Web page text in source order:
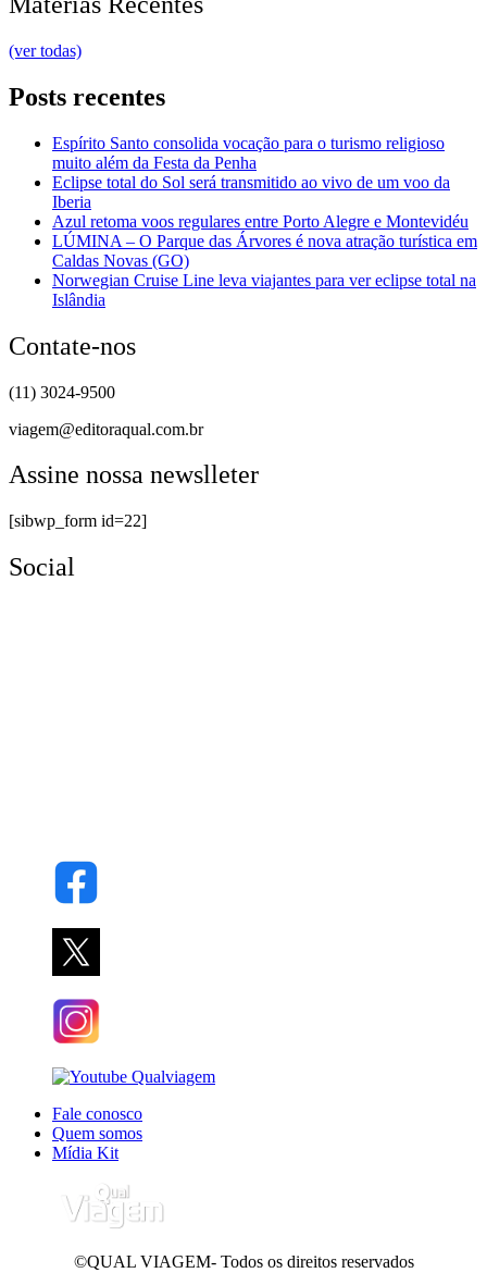
(ver todas)
Posts recentes
Espírito Santo consolida vocação para o turismo religioso
muito além da Festa da Penha
Eclipse total do Sol será transmitido ao vivo de um voo da
Iberia
Azul retoma voos regulares entre Porto Alegre e Montevidéu
LÚMINA – O Parque das Árvores é nova atração turística em
Caldas Novas (GO)
Norwegian Cruise Line leva viajantes para ver eclipse total na
Islândia
Contate-nos
(11) 3024-9500
viagem@editoraqual.com.br
Assine nossa newslleter
[sibwp_form id=22]
Social
Fale conosco
Quem somos
Mídia Kit
©QUAL VIAGEM- Todos os direitos reservados